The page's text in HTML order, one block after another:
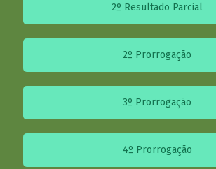
2º Resultado Parcial
2º Prorrogação
3º Prorrogação
4º Prorrogação